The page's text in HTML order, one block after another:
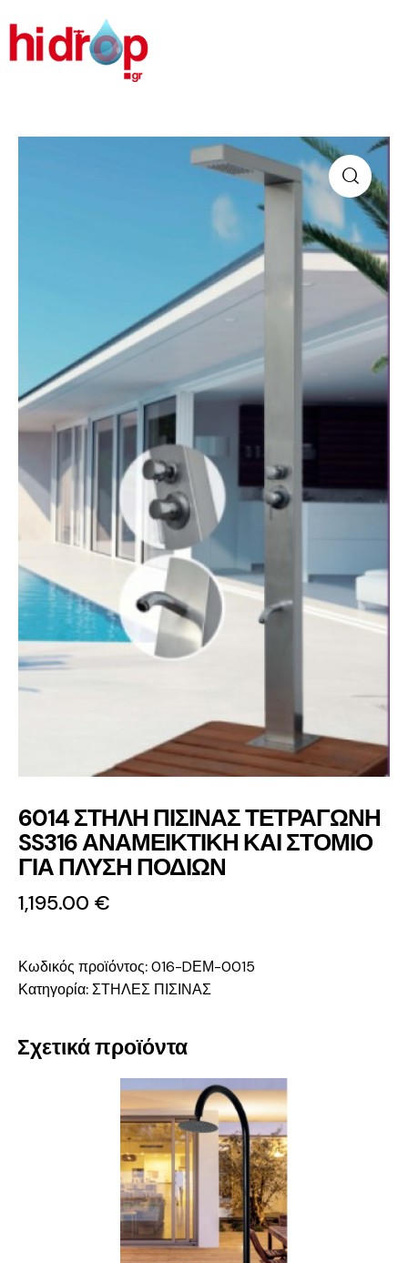
6014 ΣΤΗΛΗ ΠΙΣΙΝΑΣ ΤΕΤΡΑΓΩΝΗ
SS316 ΑΝΑΜΕΙΚΤΙΚΗ ΚΑΙ ΣΤΟΜΙΟ
ΓΙΑ ΠΛΥΣΗ ΠΟΔΙΩΝ
1,195.00 €
Κωδικός προϊόντος:016-DΕΜ-0015
Κατηγορία:ΣΤΗΛΕΣ ΠΙΣΙΝΑΣ
Σχετικά προϊόντα